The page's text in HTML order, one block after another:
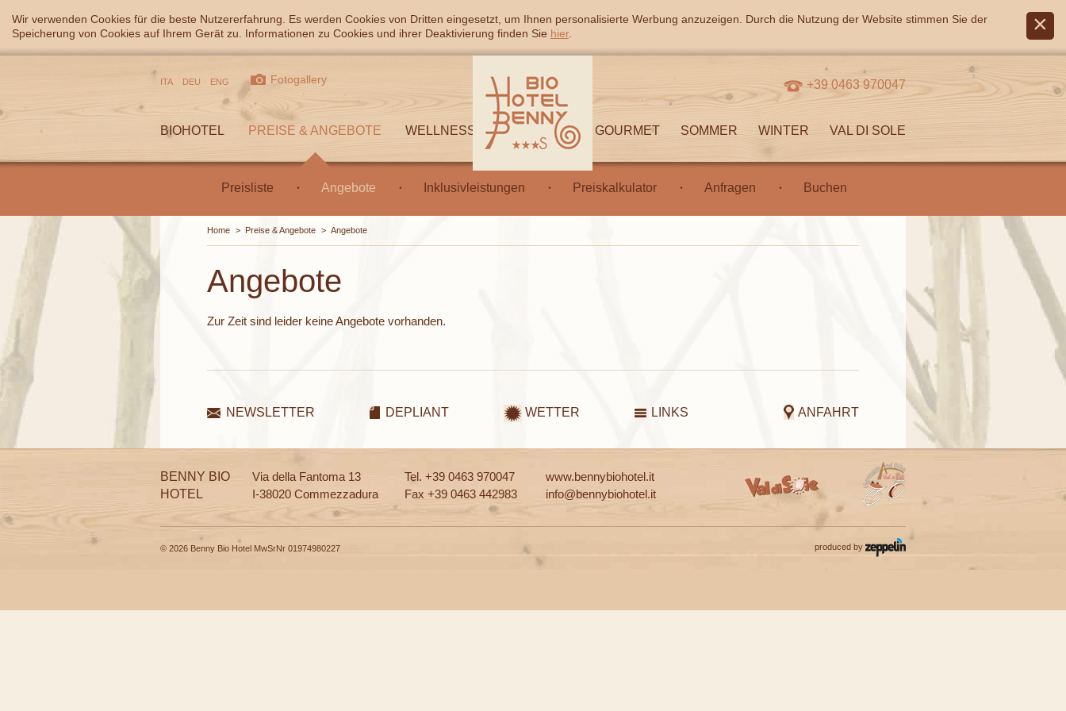
Wir verwenden Cookies für die beste Nutzererfahrung. Es werden Cookies von Dritten eingesetzt, um Ihnen personalisierte Werbung anzuzeigen. Durch die Nutzung der Website stimmen Sie der
Speicherung von Cookies auf Ihrem Gerät zu. Informationen zu Cookies und ihrer Deaktivierung finden Sie hier.
BIOHOTEL PREISE & ANGEBOTE WELLNESS GOURMET SOMMER WINTER VAL DI SOLE
Preisliste Angebote Inklusivleistungen Preiskalkulator Anfragen Buchen
ITA DEU ENG Fotogallery +39 0463 970047
Angebote
Zur Zeit sind leider keine Angebote vorhanden.
Home > Preise & Angebote > Angebote
NEWSLETTER DEPLIANT WETTER LINKS ANFAHRT
BENNY BIO
HOTEL
Via della Fantoma 13
I-38020 Commezzadura
Tel. +39 0463 970047
Fax +39 0463 442983
www.bennybiohotel.it
info@bennybiohotel.it
© 2026 Benny Bio Hotel MwSrNr 01974980227 produced by